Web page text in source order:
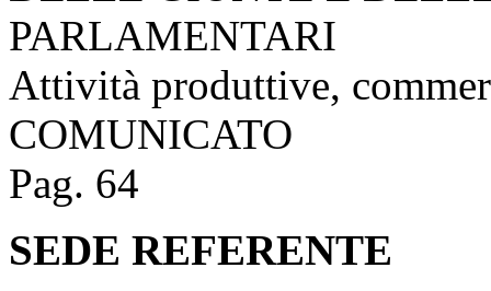
PARLAMENTARI
Attività produttive,
COMUNICATO
Pag. 64
SEDE REFERENTE